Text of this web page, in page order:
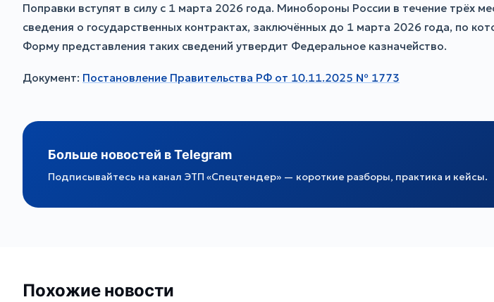
Поправки вступят в силу с 1 марта 2026 года. Минобороны России в течение трёх
сведения о государственных контрактах, заключённых до 1 марта 2026 года, по
Форму представления таких сведений утвердит Федеральное казначейство.
Документ: Постановление Правительства РФ от 10.11.2025 № 1773
Больше новостей в Telegram
Подписывайтесь на канал ЭТП «Спецтендер» — короткие разборы, практика и кейсы.
Похожие новости